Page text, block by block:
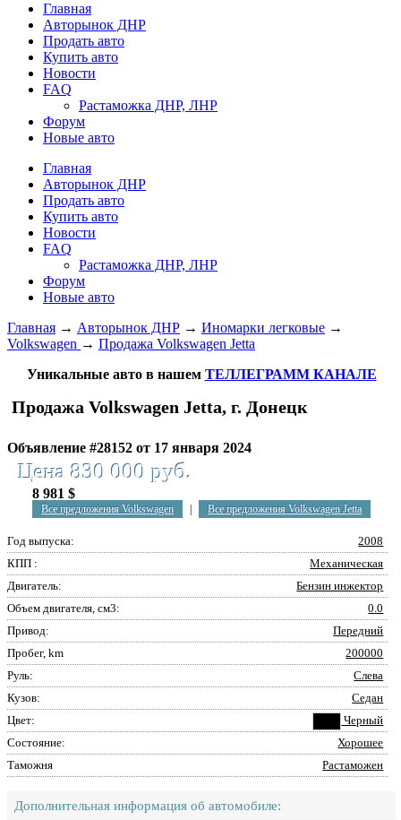
Главная
Авторынок ДНР
Продать авто
Купить авто
Новости
FAQ
Растаможка ДНР, ЛНР
Форум
Новые авто
Главная
Авторынок ДНР
Продать авто
Купить авто
Новости
FAQ
Растаможка ДНР, ЛНР
Форум
Новые авто
Главная → Авторынок ДНР → Иномарки легковые →
Volkswagen → Продажа Volkswagen Jetta
Уникальные авто в нашем ТЕЛЛЕГРАММ КАНАЛЕ
Продажа Volkswagen Jetta, г. Донецк
Объявление #28152 от 17 января 2024
Цена 830 000 руб.
8 981 $
Все предложения Volkswagen Все предложения Volkswagen Jetta
Год выпуска:
2008
КПП :
Механическая
Двигатель:
Бензин инжектор
Объем двигателя, см3:
0.0
Привод:
Передний
Пробег, km
200000
Руль:
Слева
Кузов:
Седан
Цвет:
Черный
Состояние:
Хорошее
Таможня
Растаможен
Дополнительная информация об автомобиле: